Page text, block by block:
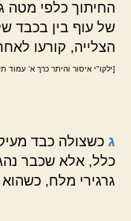
החיתוך כלפי מטה
של עוף בין בכבד
הצלייה, קורעו
[ילקו"י איסור והיתר כרך א' עמוד
ג כשצולה כבד
כלל, אלא שכבר
גרגירי מלח,